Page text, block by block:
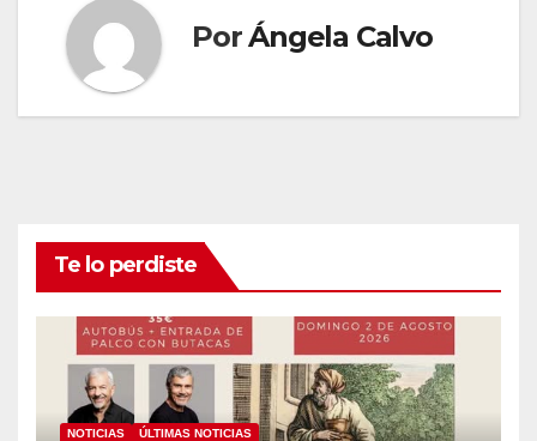
PorÁngela Calvo
Te lo perdiste
NOTICIAS ÚLTIMAS NOTICIAS